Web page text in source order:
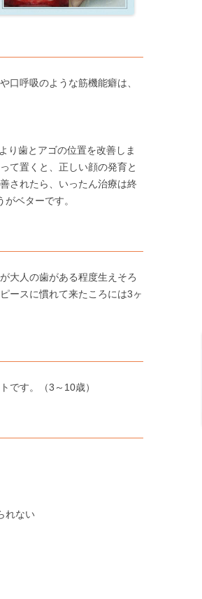
口呼吸のような筋機能癖は、
り歯とアゴの位置を改善しま
て置くと、正しい顔の発育と
されたら、いったん治療は終
ベターです。
大人の歯がある程度生えそろ
ースに慣れて来たころには3ヶ
です。（3～10歳）
れない